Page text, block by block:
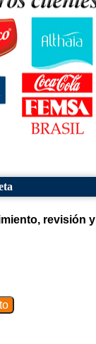
revisión y